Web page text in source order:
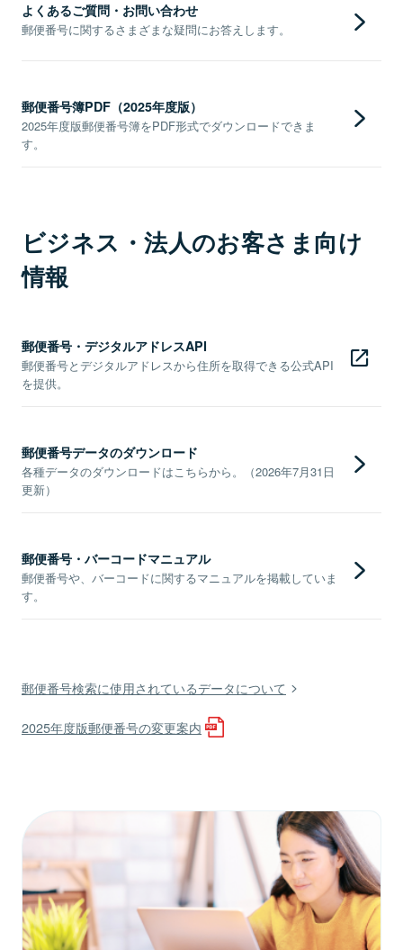
よくあるご質問・お問い合わせ
郵便番号に関するさまざまな疑問にお答えします。
郵便番号簿PDF（2025年度版）
2025年度版郵便番号簿をPDF形式でダウンロードできま
す。
ビジネス・法人のお客さま向け
情報
郵便番号・デジタルアドレスAPI
郵便番号とデジタルアドレスから住所を取得できる公式API
を提供。
郵便番号データのダウンロード
各種データのダウンロードはこちらから。（2026年7月31日
更新）
郵便番号・バーコードマニュアル
郵便番号や、バーコードに関するマニュアルを掲載していま
す。
郵便番号検索に使用されているデータについて
2025年度版郵便番号の変更案内